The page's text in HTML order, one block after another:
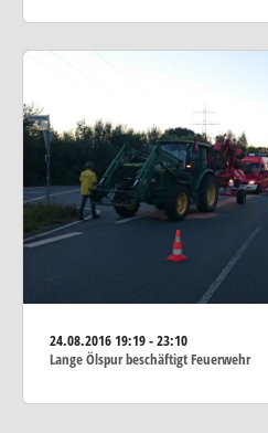
24.08.201619:19 - 23:10
Lange Ölspur beschäftigt Feuerwehr